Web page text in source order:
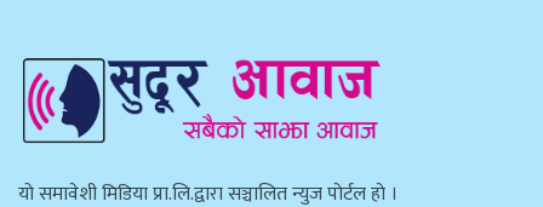
याे समावेशी मिडिया प्रा.लि.द्वारा सञ्चालित न्युज पाेर्टल हाे ।